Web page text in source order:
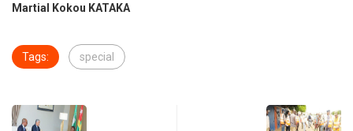
Martial Kokou KATAKA
Tags: special